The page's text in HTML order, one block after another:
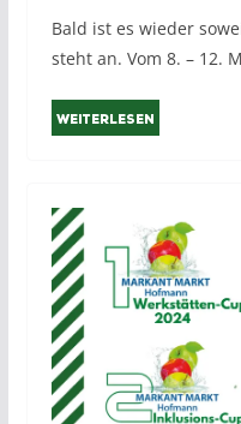
Bald ist es wieder
steht an. Vom 8. – 12.
Weiterlesen